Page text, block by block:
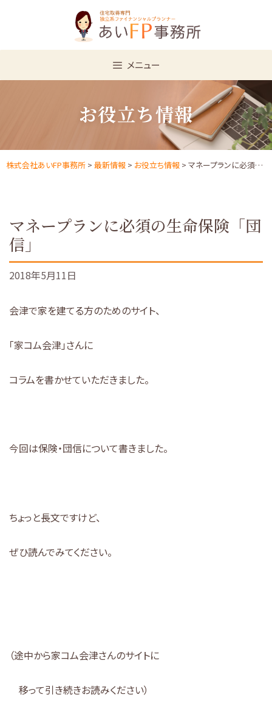
メニュー
お役立ち情報
株式会社あいFP事務所 > 最新情報 > お役立ち情報 > マネープランに必須の生命保険「団信」
マネープランに必須の生命保険「団
信」
2018年5月11日
会津で家を建てる方のためのサイト、
「家コム会津」さんに
コラムを書かせていただきました。
今回は保険・団信について書きました。
ちょっと長文ですけど、
ぜひ読んでみてください。
（途中から家コム会津さんのサイトに
移って引き続きお読みください）